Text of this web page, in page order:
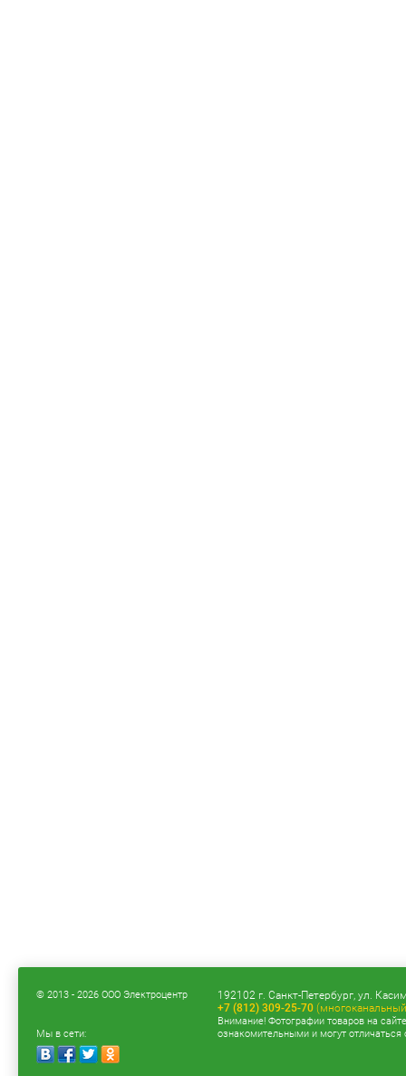
© 2013 - 2026 ООО Электроцентр
Мы в сети:
192102 г. Санкт-Петербург, ул.
+7 (812) 309-25-70
Внимание! Фотографии товаров на
ознакомительными и могут отличаться